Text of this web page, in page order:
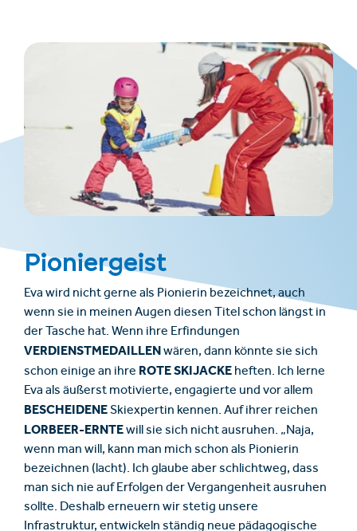
Pioniergeist
Eva wird nicht gerne als Pionierin bezeichnet, auch
wenn sie in meinen Augen diesen Titel schon längst in
der Tasche hat. Wenn ihre Erfindungen
VERDIENSTMEDAILLENwären, dann könnte sie sich
schon einige an ihre ROTE SKIJACKE heften. Ich lerne
Eva als äußerst motivierte, engagierte und vor allem
BESCHEIDENESkiexpertin kennen. Auf ihrer reichen
LORBEER-ERNTEwill sie sich nicht ausruhen. „Naja,
wenn man will, kann man mich schon als Pionierin
bezeichnen (lacht). Ich glaube aber schlichtweg, dass
man sich nie auf Erfolgen der Vergangenheit ausruhen
sollte. Deshalb erneuern wir stetig unsere
Infrastruktur, entwickeln ständig neue pädagogische